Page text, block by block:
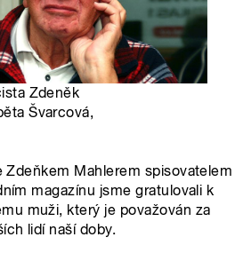
Zdeněk
Švarcová,
Zdeňkem Mahlerem spisovatelem
magazínu jsme gratulovali k
muži, který je považován za
lidí naší doby.